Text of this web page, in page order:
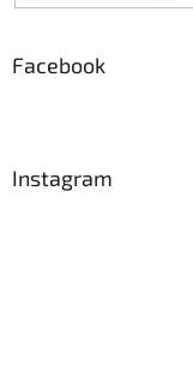
Facebook
Instagram